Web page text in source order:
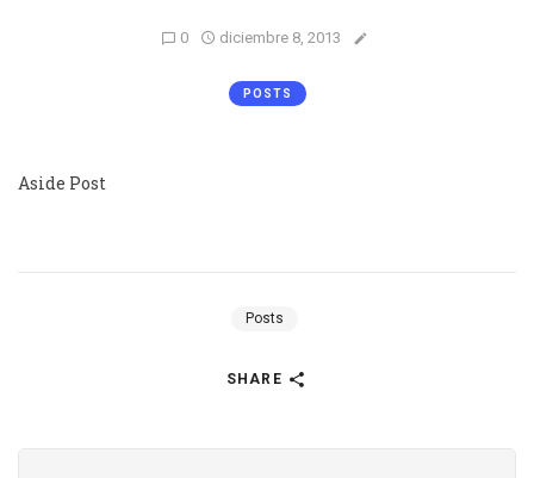
0 diciembre 8, 2013
POSTS
Aside Post
Posts
SHARE